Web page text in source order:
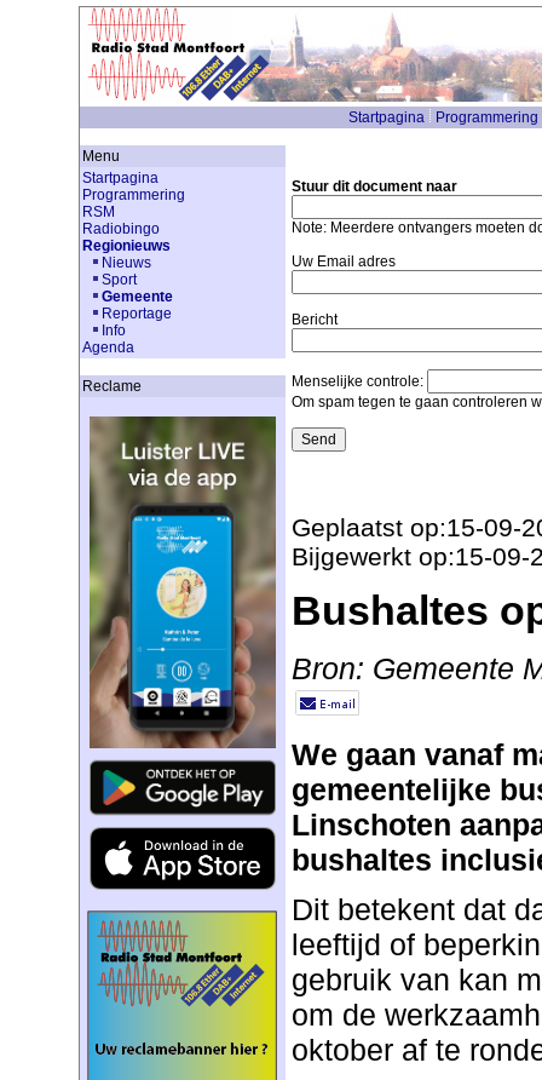
Startpagina Programmering
Menu
Startpagina
Programmering
RSM
Radiobingo
Regionieuws
Nieuws
Sport
Gemeente
Reportage
Info
Agenda
Reclame
Stuur dit document naar
Note: Meerdere ontvangers moeten
Uw Email adres
Bericht
Menselijke controle:
Om spam tegen te gaan controleren
Geplaatst op:15-09-
Bijgewerkt op:15-09-
Bushaltes
Bron: Gemeente
We gaan vanaf
gemeentelijke
Linschoten
bushaltes
Dit betekent dat
leeftijd of
gebruik van kan
om de
oktober af te